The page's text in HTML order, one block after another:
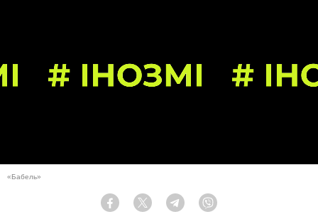
«Бабель»
Facebook Twitter Telegram